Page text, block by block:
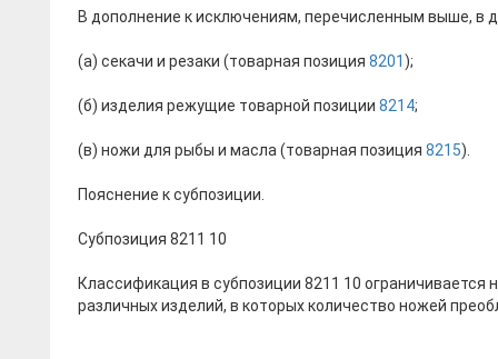
В дополнение к исключениям, перечисленным выше,
(а) секачи и резаки (товарная позиция 8201);
(б) изделия режущие товарной позиции 8214;
(в) ножи для рыбы и масла (товарная позиция 8215).
Пояснение к субпозиции.
Субпозиция 8211 10
Классификация в субпозиции 8211 10
различных изделий, в которых количество ножей